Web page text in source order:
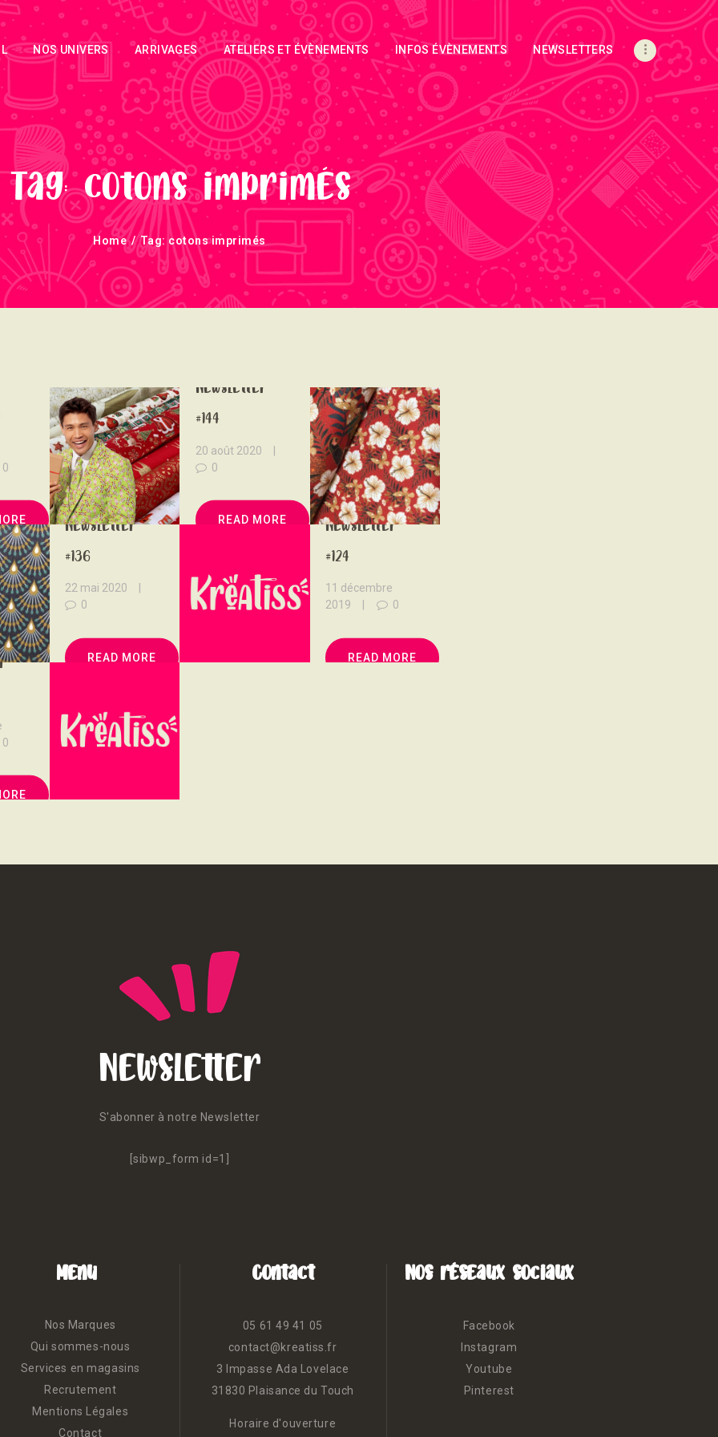
NOS UNIVERS ARRIVAGES ATELIERS ET ÉVÈNEMENTS INFOS ÉVÈNEMENTS NEWSLETTERS
Tag: cotons imprimés
Home Tag: cotons imprimés
ACCUEIL
NOS UNIVERS
ARRIVAGES
ATELIERS ET
ÉVÈNEMENTS
INFOS
ÉVÈNEMENTS
NEWSLETTERS
CONTACT
0
Newsletter
#144
20 août 2020
0
READ MORE
Newsletter
#136
22 mai 2020
0
READ MORE
Newsletter
#124
11 décembre
2019
0
READ MORE
0
Newsletter
S'abonner à notre Newsletter
[sibwp_form id=1]
Menu
Nos Marques
Qui sommes-nous
Services en magasins
Recrutement
Mentions Légales
Contact
Contact
05 61 49 41 05
contact@kreatiss.fr
3 Impasse Ada Lovelace
31830 Plaisance du Touch
Horaire d'ouverture
Nos réseaux sociaux
Facebook
Instagram
Youtube
Pinterest